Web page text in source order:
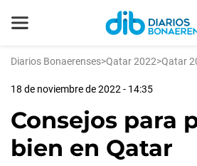
Diarios Bonaerenses>Qatar 2022>Qatar
18 de noviembre de 2022 - 14:35
Consejos para
bien en Qatar